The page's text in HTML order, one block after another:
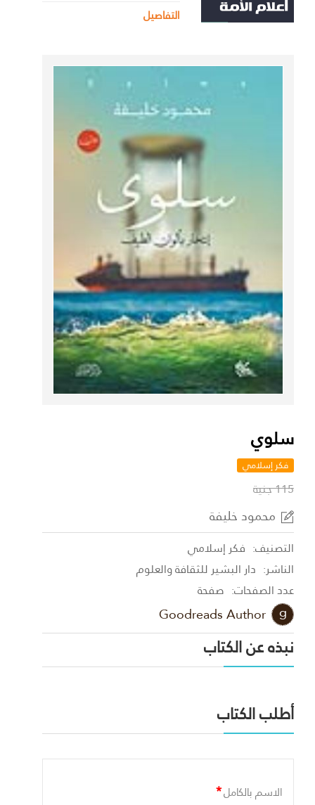
التفاصيل
سلوي
فكر إسلامي
115 جنية
محمود خليفة
التصنيف: فكر إسلامي
الناشر: دار البشير للثقافة والعلوم
عدد الصفحات: صفحة
Goodreads Author
نبذه عن الكتاب
أطلب الكتاب
الاسم بالكامل*